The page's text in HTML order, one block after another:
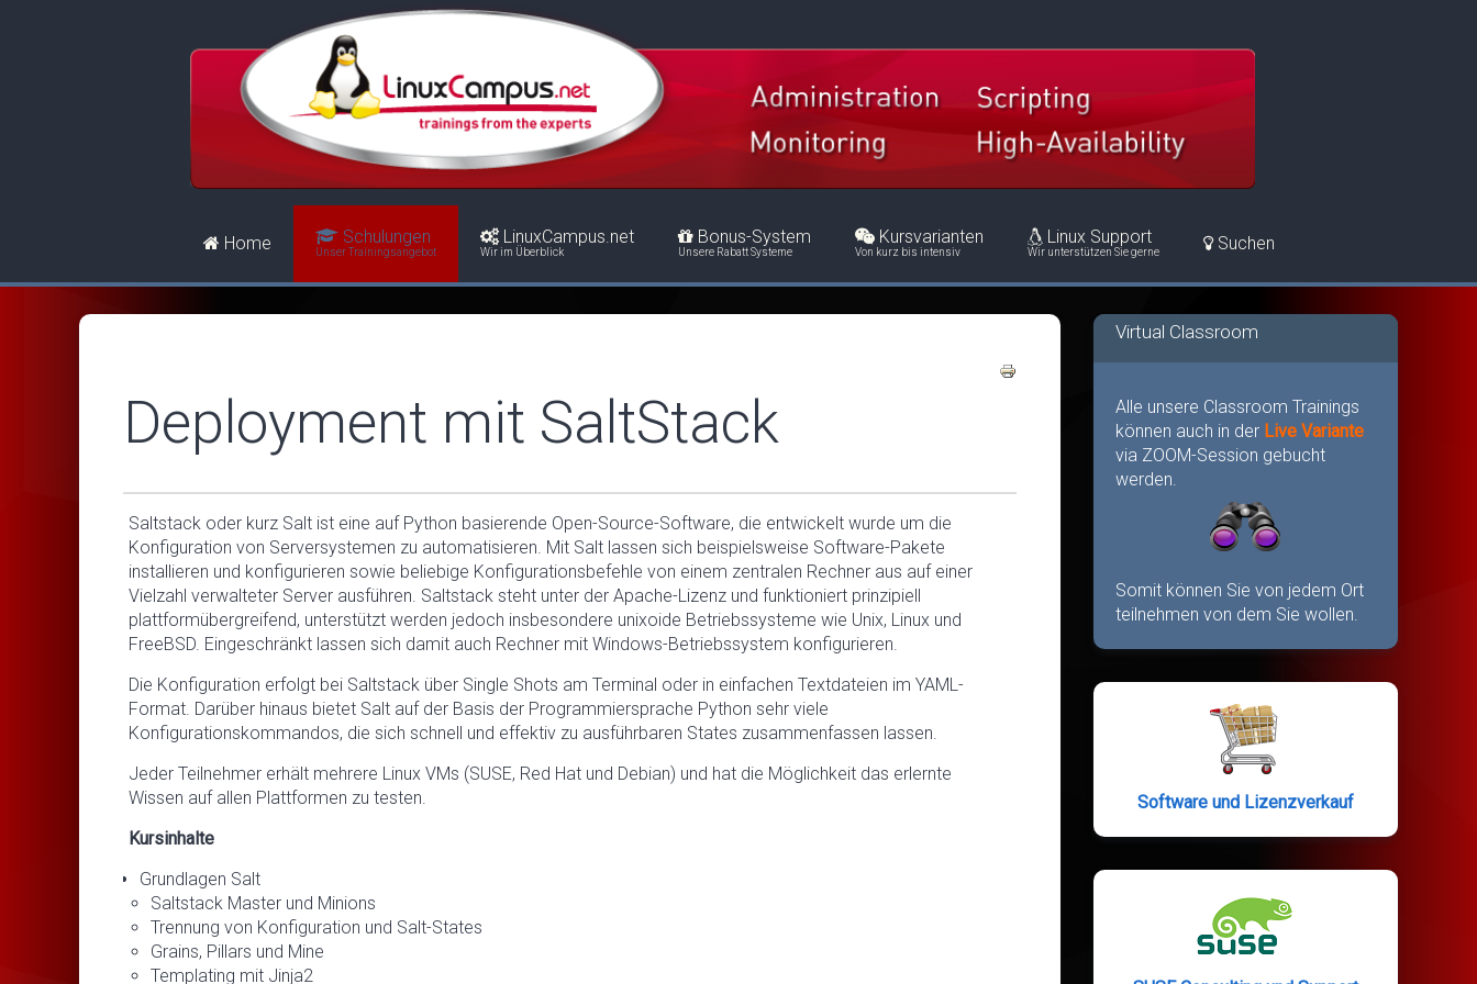
Home Schulungen
Unser Trainingsangebot
LinuxCampus.net
Wir im Überblick
Bonus-System
Unsere Rabatt Systeme
Kursvarianten
Von kurz bis intensiv
Linux Support
Wir unterstützen Sie gerne Suchen
Deployment mit SaltStack
Saltstack oder kurz Salt ist eine auf Python basierende Open-Source-Software, die entwickelt wurde um die
Konfiguration von Serversystemen zu automatisieren. Mit Salt lassen sich beispielsweise Software-Pakete
installieren und konfigurieren sowie beliebige Konfigurationsbefehle von einem zentralen Rechner aus auf einer
Vielzahl verwalteter Server ausführen. Saltstack steht unter der Apache-Lizenz und funktioniert prinzipiell
plattformübergreifend, unterstützt werden jedoch insbesondere unixoide Betriebssysteme wie Unix, Linux und
FreeBSD. Eingeschränkt lassen sich damit auch Rechner mit Windows-Betriebssystem konfigurieren.
Die Konfiguration erfolgt bei Saltstack über Single Shots am Terminal oder in einfachen Textdateien im YAML-
Format. Darüber hinaus bietet Salt auf der Basis der Programmiersprache Python sehr viele
Konfigurationskommandos, die sich schnell und effektiv zu ausführbaren States zusammenfassen lassen.
Jeder Teilnehmer erhält mehrere Linux VMs (SUSE, Red Hat und Debian) und hat die Möglichkeit das erlernte
Wissen auf allen Plattformen zu testen.
Kursinhalte
Grundlagen Salt
Saltstack Master und Minions
Trennung von Konfiguration und Salt-States
Grains, Pillars und Mine
Templating mit Jinja2
Virtual Classroom
Alle unsere Classroom Trainings
können auch in der Live Variante
via ZOOM-Session gebucht
werden.
Somit können Sie von jedem Ort
teilnehmen von dem Sie wollen.
Software und Lizenzverkauf